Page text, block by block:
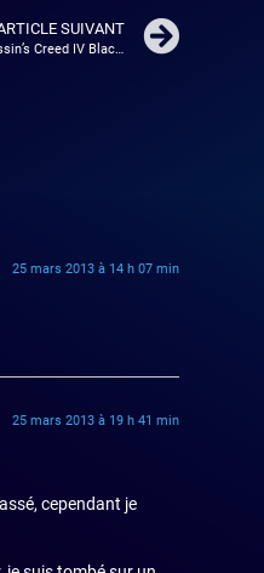
SUIVANT
Découvrez les differentes éditions collectors du jeu Assassin’s Creed IV Black Flag
25 mars 2013 à 14 h 07 min
25 mars 2013 à 19 h 41 min
cependant je